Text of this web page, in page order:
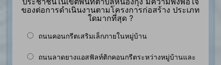
ของต่อการดำเนินงานตามโครงการก่อสร้าง ประเภท
ใดมากที่สุด ?
ถนนคอนกรีตเสริมเล็กภายในหมู่บ้าน
ถนนลาดยางแอสฟัลท์ติกคอนกรีตระหว่างหมู่บ้านและ